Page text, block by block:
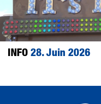
INFO28. Juin 2026